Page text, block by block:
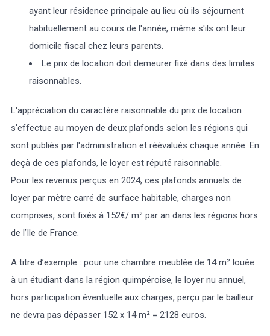
ayant leur résidence principale au lieu où ils séjournent
habituellement au cours de l'année, même s'ils ont leur
domicile fiscal chez leurs parents.
Le prix de location doit demeurer fixé dans des limites
raisonnables.
L'appréciation du caractère raisonnable du prix de location
s'effectue au moyen de deux plafonds selon les régions qui
sont publiés par l'administration et réévalués chaque année. En
deçà de ces plafonds, le loyer est réputé raisonnable.
Pour les revenus perçus en 2024, ces plafonds annuels de
loyer par mètre carré de surface habitable, charges non
comprises, sont fixés à 152€/ m² par an dans les régions hors
de l’Ile de France.
A titre d’exemple : pour une chambre meublée de 14 m² louée
à un étudiant dans la région quimpéroise, le loyer nu annuel,
hors participation éventuelle aux charges, perçu par le bailleur
ne devra pas dépasser 152 x 14 m² = 2128 euros.